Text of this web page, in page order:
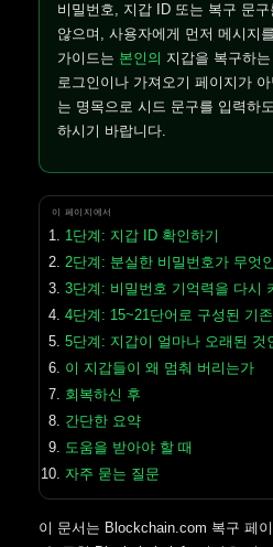
비밀번호, 지갑 ID 또는 복구 문
않으며, 사용자에게 먼저 메시지
가이드는 본인의 지갑을 복구하
로그인이나 가져오기 페이지가
는 명목으로 시드 문구를 입력하
하시기 바랍니다.
이 페이지에서
1단계: 지갑 ID 확인하기
2단계: 분실한 비밀번호가 무엇
3단계: 비밀번호 기억력을 다시
4단계: 15~21단어로 구성된 기
5단계: 지갑이 얼마나 오래된 것
이 지갑들이 왜 멈춰 버리는가
회복하신 후
간단한 요약
도움을 받아야 할 때
자주 묻는 질문
이 문서는 Blockchain.com 복구 페